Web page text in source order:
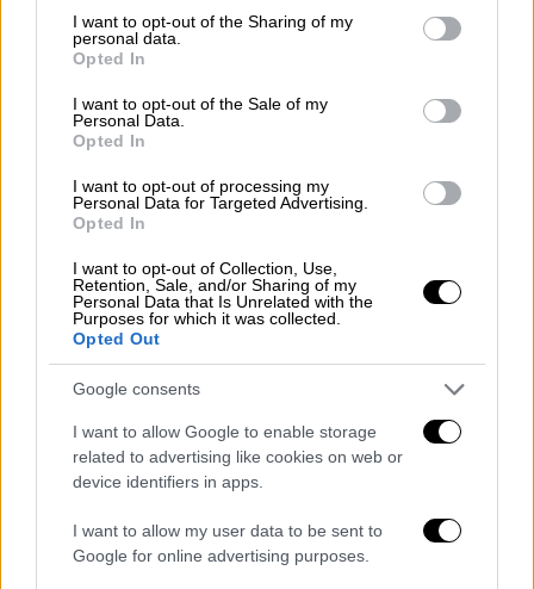
not limited to your visit or usage behaviour. You may click to
grant or deny consent to Google and its third-party tags to
use your data for below specified purposes in below Google
consent section.
I want to opt-out of the Sharing of my
personal data.
Opted In
I want to opt-out of the Sale of my
Personal Data.
Opted In
I want to opt-out of processing my
Personal Data for Targeted Advertising.
Opted In
I want to opt-out of Collection, Use,
Retention, Sale, and/or Sharing of my
Personal Data that Is Unrelated with the
Purposes for which it was collected.
Opted Out
Google consents
I want to allow Google to enable storage
related to advertising like cookies on web or
device identifiers in apps.
I want to allow my user data to be sent to
Google for online advertising purposes.
Κελσίου.
ΜΑΚΕΔΟΝΙΑ, ΘΡΑΚΗ
Καιρός: Στην κεντρική και την ανατολική
Μακεδονία και την Θράκη από την αρχή της
ημέρας νεφώσεις κατά διαστήματα
αυξημένες με βροχές και σποραδικές
καταιγίδες. Τα φαινόμενα το απόγευμα
Στη δυτική Μακεδονία λίγες νεφώσεις που
τις μεσημβρινές ώρες πρόσκαιρα θα
αυξηθούν και θα σημειωθούν τοπικές βροχές
ή όμβροι.
Άνεμοι: Αρχικά βορείων διευθύνσεων 4 με 6
και από το μεσημέρι μεταβλητοί 3 με 5
μποφόρ.
Θερμοκρασία: Από 20 έως 32 και τοπικά στην
κεντρική Μακεδονία έως 33 βαθμούς
Κελσίου.